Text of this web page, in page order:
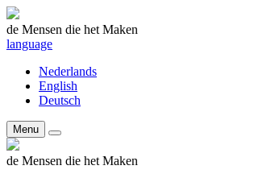
de Mensen die het Maken
language
Nederlands
English
Deutsch
Menu
de Mensen die het Maken